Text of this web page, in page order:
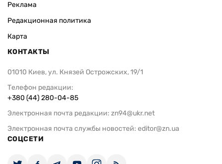
Реклама
Редакционная политика
Карта
КОНТАКТЫ
01010 Киев, ул. Князей Острожских, 19/1
Телефон редакции:
+380 (44) 280-04-85
Электронная почта редакции: zn94@ukr.net
Электронная почта службы новостей: editor@zn.ua
СОЦСЕТИ